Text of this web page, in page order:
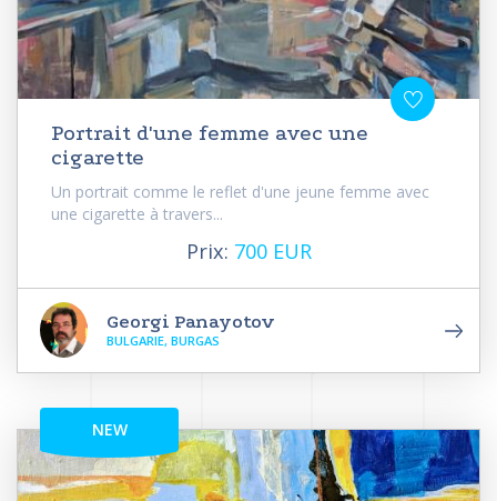
Portrait d'une femme avec une
cigarette
Un portrait comme le reflet d'une jeune femme avec
une cigarette à travers...
Prix: 700 EUR
Georgi Panayotov
BULGARIE, BURGAS
NEW